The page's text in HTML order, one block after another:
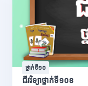
ថ្នាក់ទី១០
ជីវវិទ្យាថ្នាក់ទី១០ខ